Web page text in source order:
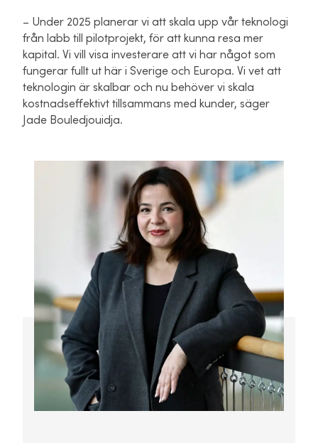
– Under 2025 planerar vi att skala upp vår teknologi
från labb till pilotprojekt, för att kunna resa mer
kapital. Vi vill visa investerare att vi har något som
fungerar fullt ut här i Sverige och Europa. Vi vet att
teknologin är skalbar och nu behöver vi skala
kostnadseffektivt tillsammans med kunder, säger
Jade Bouledjouidja.